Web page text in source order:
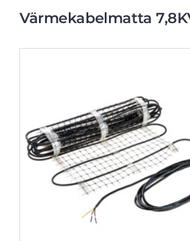
Värmekabelmatta